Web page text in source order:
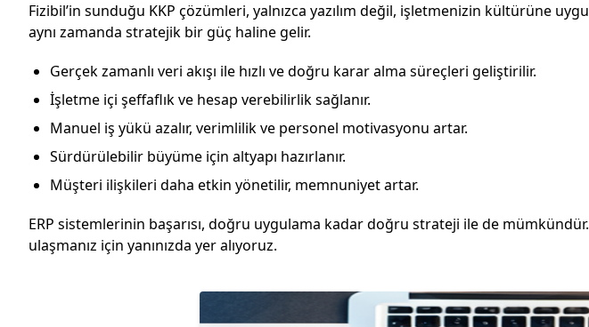
Fizibil’in sunduğu KKP çözümleri, yalnızca yazılım değil, işletmenizin kültürüne
aynı zamanda stratejik bir güç haline gelir.
Gerçek zamanlı veri akışı ile hızlı ve doğru karar alma süreçleri geliştirilir.
İşletme içi şeffaflık ve hesap verebilirlik sağlanır.
Manuel iş yükü azalır, verimlilik ve personel motivasyonu artar.
Sürdürülebilir büyüme için altyapı hazırlanır.
Müşteri ilişkileri daha etkin yönetilir, memnuniyet artar.
ERP sistemlerinin başarısı, doğru uygulama kadar doğru strateji ile de
ulaşmanız için yanınızda yer alıyoruz.